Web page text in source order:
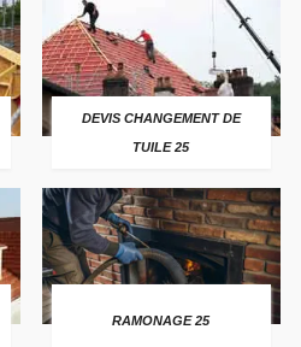
DEVIS CHANGEMENT DE
TUILE 25
RAMONAGE 25